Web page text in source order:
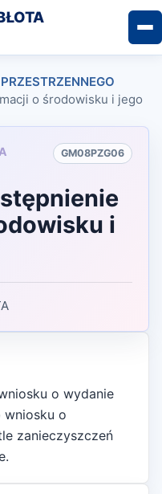
o środowisku i jego
GM08PZG06
i
o wydanie
o
zanieczyszczeń